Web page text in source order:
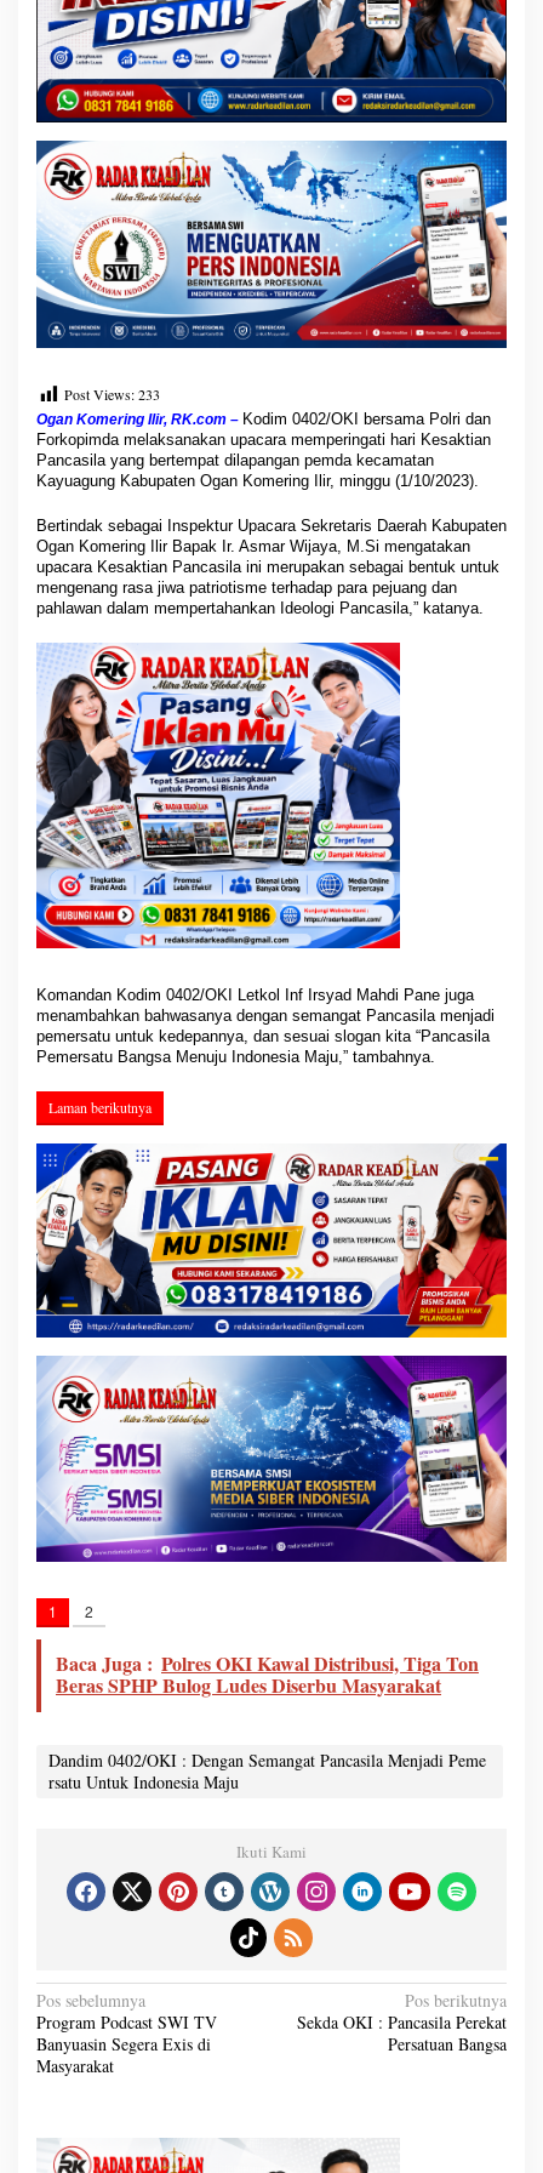
s
i
l
a
M
e
a
d
i
P
e
m
e
r
s
t
u
U
n
t
k
I
n
d
o
n
e
s
i
a
M
a
j
u
Post Views:233
Ogan Komering Ilir, RK.com – Kodim 0402/OKI bersama Polri dan
Forkopimda melaksanakan upacara memperingati hari Kesaktian
Pancasila yang bertempat dilapangan pemda kecamatan
Kayuagung Kabupaten Ogan Komering Ilir, minggu (1/10/2023).
Bertindak sebagai Inspektur Upacara Sekretaris Daerah Kabupaten
Ogan Komering Ilir Bapak Ir. Asmar Wijaya, M.Si mengatakan
upacara Kesaktian Pancasila ini merupakan sebagai bentuk untuk
mengenang rasa jiwa patriotisme terhadap para pejuang dan
pahlawan dalam mempertahankan Ideologi Pancasila,” katanya.
Komandan Kodim 0402/OKI Letkol Inf Irsyad Mahdi Pane juga
menambahkan bahwasanya dengan semangat Pancasila menjadi
pemersatu untuk kedepannya, dan sesuai slogan kita “Pancasila
Pemersatu Bangsa Menuju Indonesia Maju,” tambahnya.
Laman berikutnya
1 2
Baca Juga : Polres OKI Kawal Distribusi, Tiga Ton
Beras SPHP Bulog Ludes Diserbu Masyarakat
Dandim 0402/OKI : Dengan Semangat Pancasila Menjadi Peme
rsatu Untuk Indonesia Maju
Ikuti Kami
N
a
v
i
g
a
o
Pos sebelumnya
Program Podcast SWI TV
Banyuasin Segera Exis di
Masyarakat
Pos berikutnya
Sekda OKI : Pancasila Perekat
Persatuan Bangsa